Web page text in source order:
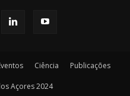
Ciência Publicações
Açores 2024